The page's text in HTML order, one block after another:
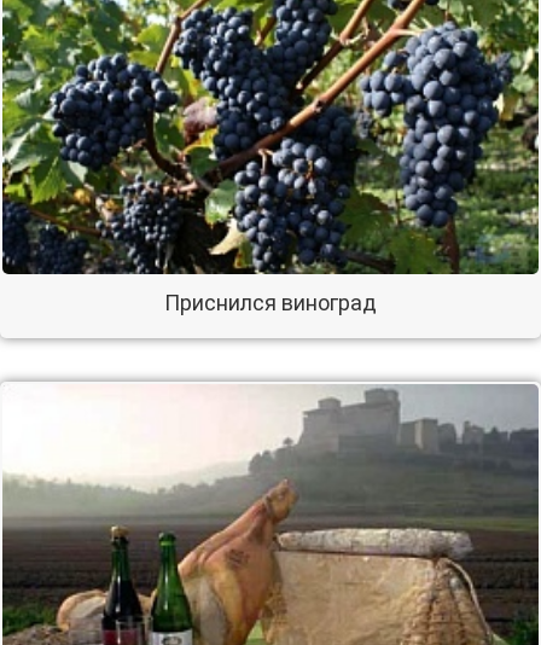
Приснился виноград